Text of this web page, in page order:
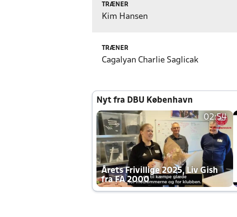
TRÆNER
Kim Hansen
TRÆNER
Cagalyan Charlie Saglicak
Nyt fra DBU København
02:54
Årets Frivillige 2025, Liv Gish
fra FA 2000